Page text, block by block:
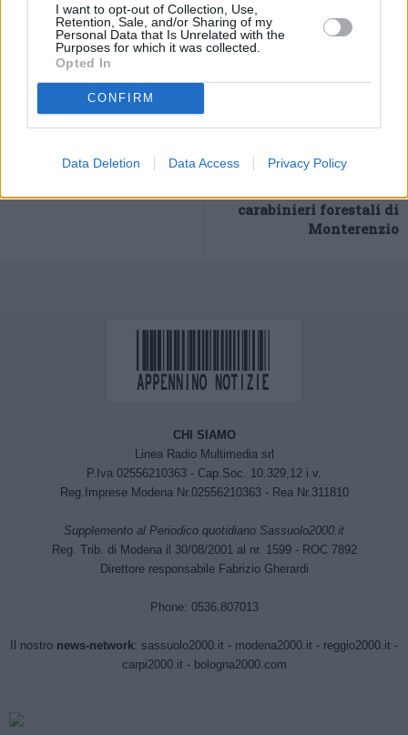
I want to opt-out of Collection, Use,
Retention, Sale, and/or Sharing of my
Personal Data that Is Unrelated with the
Purposes for which it was collected.
Opted In
CONFIRM
Data Deletion Data Access Privacy Policy
Previous article
Scuola, Speranza “In corso
valutazione obbligo
Next article
Uccisione di animali e
macellazione clandestina:
carabinieri forestali di
Monterenzio
CHI SIAMO
Linea Radio Multimedia srl
P.Iva 02556210363 - Cap.Soc. 10.329,12 i.v.
Reg.Imprese Modena Nr.02556210363 - Rea Nr.311810
Supplemento al Periodico quotidiano Sassuolo2000.it
Reg. Trib. di Modena il 30/08/2001 al nr. 1599 - ROC 7892
Direttore responsabile Fabrizio Gherardi
Phone: 0536.807013
Il nostro news-network: sassuolo2000.it - modena2000.it - reggio2000.it -
carpi2000.it - bologna2000.com